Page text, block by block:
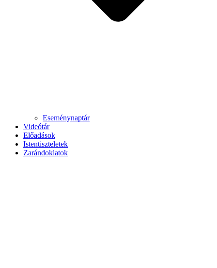
Eseménynaptár
Videótár
Előadások
Istentiszteletek
Zarándoklatok